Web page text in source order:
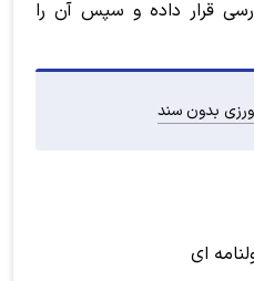
قرار داده و سپس آن را
بدون سند
ای